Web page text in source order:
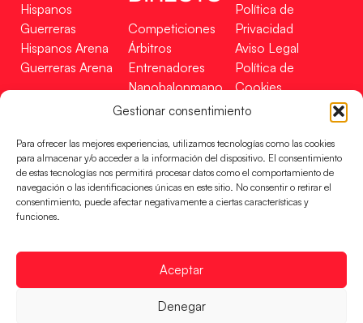
Gestionar consentimiento
Para ofrecer las mejores experiencias, utilizamos tecnologías como las cookies
para almacenar y/o acceder a la información del dispositivo. El consentimiento
de estas tecnologías nos permitirá procesar datos como el comportamiento de
navegación o las identificaciones únicas en este sitio. No consentir o retirar el
consentimiento, puede afectar negativamente a ciertas características y
funciones.
Aceptar
Denegar
Hispanos
Guerreras
Hispanos Arena
Guerreras Arena
Competiciones
Árbitros
Entrenadores
Nanobalonmano
Tienda
Política de
Privacidad
Aviso Legal
Política de
Cookies
Mapa Web
Incidencias
CONTACTO
EN
FINANCIADO
RFEBM © 2024. Todos los derechos reservados –
Desarrollado por